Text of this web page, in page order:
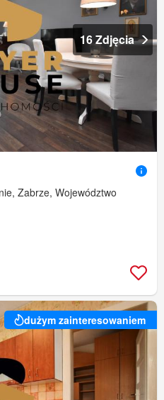
16 Zdjęcia
Zabrze, Województwo
dużym zainteresowaniem